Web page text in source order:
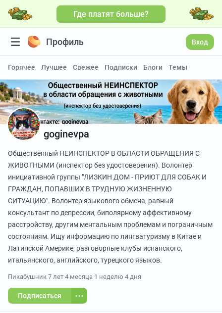
Где платят больше?
Профиль Вход
Горячее Лучшее Свежее Подписки Блоги Темы
goginevpa
Общественный НЕИНСПЕКТОР В ОБЛАСТИ ОБРАЩЕНИЯ С
ЖИВОТНЫМИ (инспектор без удостоверения). Волонтер
инициативной группы "ЛИЗКИН ДОМ - ПРИЮТ ДЛЯ СОБАК И
ГРАЖДАН, ПОПАВШИХ В ТРУДНУЮ ЖИЗНЕННУЮ
СИТУАЦИЮ". Волонтер языкового обмена, равный
консультант по депрессии, биполярному аффективному
расстройству, другим ментальным проблемам и пограничным
состояниям. Ищу информацию по лингватуризму в Китае и
Латинской Америке, разговорные клубы испанского,
итальянского, английского, турецкого языков.
Пикабушник 7 лет 4 месяца 1 неделю 4 дня
Подписаться
Больше видео